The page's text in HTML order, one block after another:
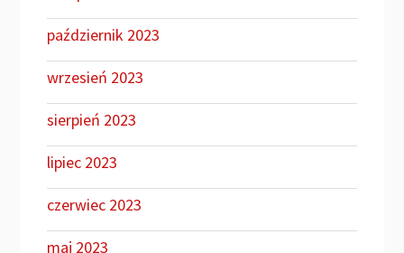
październik 2023
wrzesień 2023
sierpień 2023
lipiec 2023
czerwiec 2023
maj 2023